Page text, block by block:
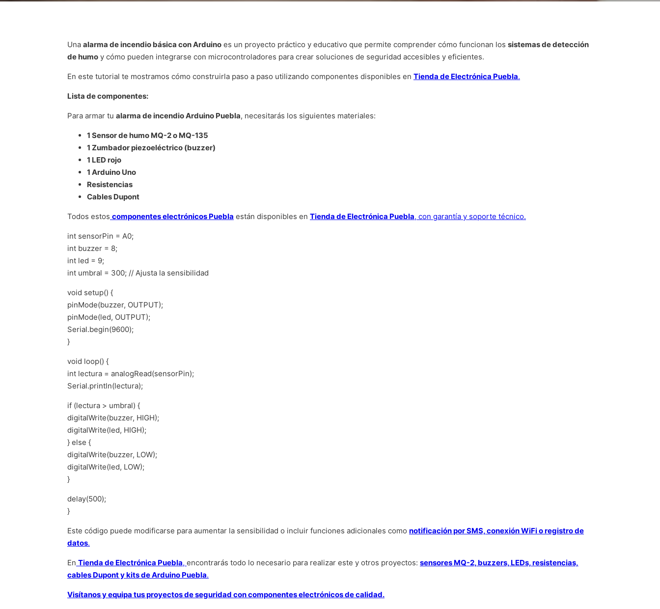
Una alarma de incendio básica con Arduino es un proyecto práctico y educativo que permite comprender cómo funcionan los sistemas de detección
de humo y cómo pueden integrarse con microcontroladores para crear soluciones de seguridad accesibles y eficientes.
En este tutorial te mostramos cómo construirla paso a paso utilizando componentes disponibles en Tienda de Electrónica Puebla.
Lista de componentes:
Para armar tu alarma de incendio Arduino Puebla, necesitarás los siguientes materiales:
1 Sensor de humo MQ-2 o MQ-135
1 Zumbador piezoeléctrico (buzzer)
1 LED rojo
1 Arduino Uno
Resistencias
Cables Dupont
Todos estos componentes electrónicos Puebla están disponibles en Tienda de Electrónica Puebla, con garantía y soporte técnico.
int sensorPin = A0;
int buzzer = 8;
int led = 9;
int umbral = 300; // Ajusta la sensibilidad
void setup() {
pinMode(buzzer, OUTPUT);
pinMode(led, OUTPUT);
Serial.begin(9600);
}
void loop() {
int lectura = analogRead(sensorPin);
Serial.println(lectura);
if (lectura > umbral) {
digitalWrite(buzzer, HIGH);
digitalWrite(led, HIGH);
} else {
digitalWrite(buzzer, LOW);
digitalWrite(led, LOW);
}
delay(500);
}
Este código puede modificarse para aumentar la sensibilidad o incluir funciones adicionales como notificación por SMS, conexión WiFi o registro de
datos.
En Tienda de Electrónica Puebla, encontrarás todo lo necesario para realizar este y otros proyectos: sensores MQ-2, buzzers, LEDs, resistencias,
cables Dupont y kits de Arduino Puebla.
Visítanos y equipa tus proyectos de seguridad con componentes electrónicos de calidad.